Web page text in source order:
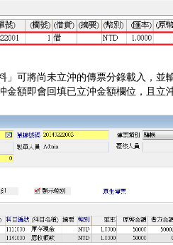
」可將尚未立沖的傳票分錄載入，並
金額即會回填已立沖金額欄位，且